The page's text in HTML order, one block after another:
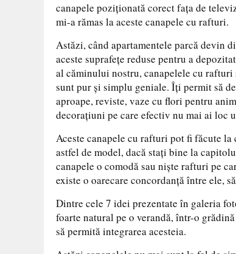
canapele poziționată corect fața de
mi-a rămas la aceste canapele cu rafturi.
Astăzi, când apartamentele parcă devin
aceste suprafețe reduse pentru a
al căminului nostru, canapelele cu
sunt pur și simplu geniale. Îți permit să
aproape, reviste, vaze cu flori pentru
decorațiuni pe care efectiv nu mai ai loc
Aceste canapele cu rafturi pot fi făcute
astfel de model, dacă stați bine la
canapele o comodă sau niște rafturi pe
existe o oarecare concordanță între ele,
Dintre cele 7 idei prezentate în galeria
foarte natural pe o verandă, într-o
să permită integrarea acesteia.